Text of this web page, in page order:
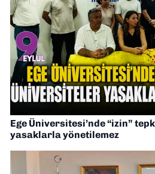
Ege Üniversitesi’nde “izin”
yasaklarla yönetilemez